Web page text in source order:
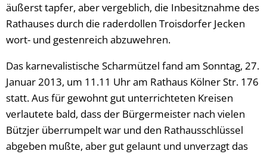
äußerst tapfer, aber vergeblich, die Inbesitznahme des
Rathauses durch die raderdollen Troisdorfer Jecken
wort- und gestenreich abzuwehren.
Das karnevalistische Scharmützel fand am Sonntag, 27.
Januar 2013, um 11.11 Uhr am Rathaus Kölner Str. 176
statt. Aus für gewohnt gut unterrichteten Kreisen
verlautete bald, dass der Bürgermeister nach vielen
Bützjer überrumpelt war und den Rathausschlüssel
abgeben mußte, aber gut gelaunt und unverzagt das